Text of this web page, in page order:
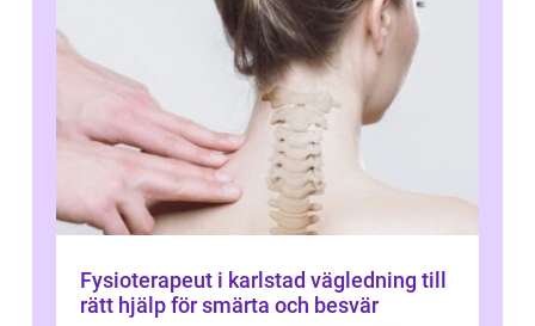
Fysioterapeut i karlstad vägledning till
rätt hjälp för smärta och besvär